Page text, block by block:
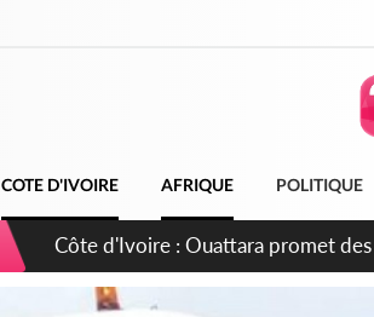
COTE D'IVOIRE AFRIQUE POLITIQUE
Côte d'Ivoire : 66è anniversaire de
grands investissements pour une